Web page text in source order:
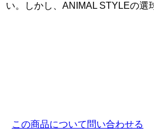
い。しかし、ANIMAL STYLEの選
この商品について問い合わせる